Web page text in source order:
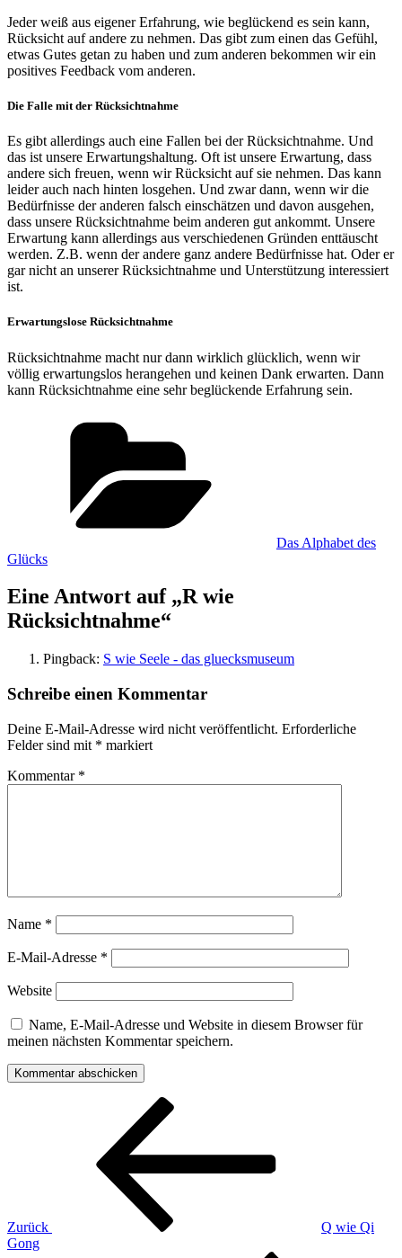
Jeder weiß aus eigener Erfahrung, wie beglückend es sein kann,
Rücksicht auf andere zu nehmen. Das gibt zum einen das Gefühl,
etwas Gutes getan zu haben und zum anderen bekommen wir ein
positives Feedback vom anderen.
Die Falle mit der Rücksichtnahme
Es gibt allerdings auch eine Fallen bei der Rücksichtnahme. Und
das ist unsere Erwartungshaltung. Oft ist unsere Erwartung, dass
andere sich freuen, wenn wir Rücksicht auf sie nehmen. Das kann
leider auch nach hinten losgehen. Und zwar dann, wenn wir die
Bedürfnisse der anderen falsch einschätzen und davon ausgehen,
dass unsere Rücksichtnahme beim anderen gut ankommt. Unsere
Erwartung kann allerdings aus verschiedenen Gründen enttäuscht
werden. Z.B. wenn der andere ganz andere Bedürfnisse hat. Oder er
gar nicht an unserer Rücksichtnahme und Unterstützung interessiert
ist.
Erwartungslose Rücksichtnahme
Rücksichtnahme macht nur dann wirklich glücklich, wenn wir
völlig erwartungslos herangehen und keinen Dank erwarten. Dann
kann Rücksichtnahme eine sehr beglückende Erfahrung sein.
Das Alphabet des
Glücks
Eine Antwort auf „R wie
Rücksichtnahme“
Pingback: S wie Seele - das gluecksmuseum
Schreibe einen Kommentar
Deine E-Mail-Adresse wird nicht veröffentlicht. Erforderliche
Felder sind mit * markiert
Kommentar *
Name *
E-Mail-Adresse *
Website
Name, E-Mail-Adresse und Website in diesem Browser für
meinen nächsten Kommentar speichern.
Beitragsnavigation
Zurück
Q wie Qi
Gong